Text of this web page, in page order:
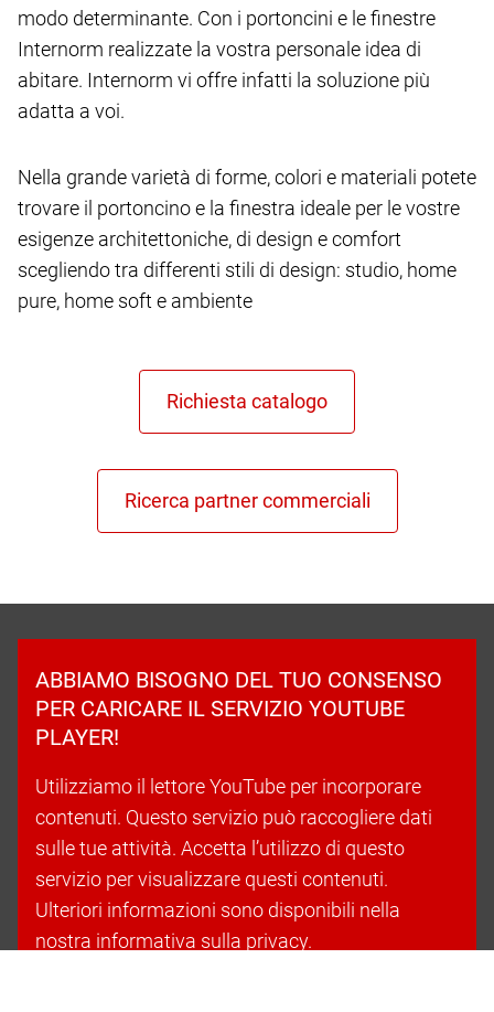
modo determinante. Con i portoncini e le finestre
Internorm realizzate la vostra personale idea di
abitare. Internorm vi offre infatti la soluzione più
adatta a voi.
Nella grande varietà di forme, colori e materiali potete
trovare il portoncino e la finestra ideale per le vostre
esigenze architettoniche, di design e comfort
scegliendo tra differenti stili di design: studio, home
pure, home soft e ambiente
ABBIAMO BISOGNO DEL TUO CONSENSO
PER CARICARE IL SERVIZIO YOUTUBE
PLAYER!
Utilizziamo il lettore YouTube per incorporare
contenuti. Questo servizio può raccogliere dati
sulle tue attività. Accetta l’utilizzo di questo
servizio per visualizzare questi contenuti.
Ulteriori informazioni sono disponibili nella
nostra informativa sulla privacy.